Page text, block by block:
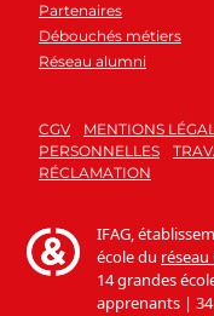
Partenaires
Débouchés métiers
Réseau alumni
CGV MENTIONS
PERSONNELLES
RÉCLAMATION